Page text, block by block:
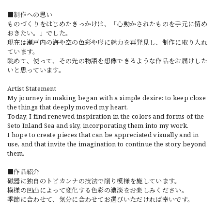
■制作への思い
ものづくりをはじめたきっかけは、「心動かされたものを手元に留め
おきたい。」でした。
現在は瀬戸内の海や空の色彩や形に魅力を再発見し、制作に取り入れ
ています。
眺めて、使って、その先の物語を想像できるような作品をお届けした
いと思っています。
Artist Statement
My journey in making began with a simple desire: to keep close
the things that deeply moved my heart.
Today, I find renewed inspiration in the colors and forms of the
Seto Inland Sea and sky, incorporating them into my work.
I hope to create pieces that can be appreciated visually and in
use, and that invite the imagination to continue the story beyond
them.
■作品紹介
磁器に独自のトビカンナの技法で削り模様を施しています。
模様の凹凸によって変化する色彩の濃淡をお楽しみください。
季節に合わせて、気分に合わせてお選びいただければ幸いです。